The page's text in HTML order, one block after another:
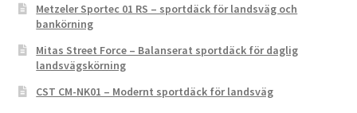
Metzeler Sportec 01 RS – sportdäck för landsväg och
bankörning
Mitas Street Force – Balanserat sportdäck för daglig
landsvägskörning
CST CM-NK01 – Modernt sportdäck för landsväg